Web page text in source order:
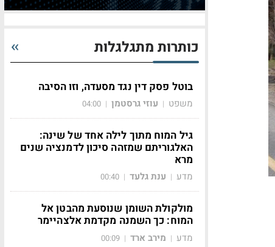
כותרות מתגלגלות
בוטל פסק דין נגד מסעדה, וזו הסיבה
משפט | עוזי גרסטמן |
04:00
גיל המוח מתוך לילה אחד של שינה:
האלגוריתם שמזהה סיכון לדמנציה שנים
מרא
מדע | ענת גלעד |
00:40
מולקולת השומן שנוסעת מהבטן אל
המוח: כך השמנה מקדמת אלצהיימר
מדע | מירב ארד |
00:09